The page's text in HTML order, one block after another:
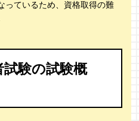
っているため、資格取得の難
試験の試験概